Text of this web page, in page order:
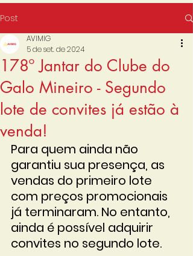
Post
178º Jantar do Clube do
Galo Mineiro - Segundo
lote de convites já estão à
venda!
AVIMIG
5 de set. de 2024
Para quem ainda não
garantiu sua presença, as
vendas do primeiro lote
com preços promocionais
já terminaram. No entanto,
ainda é possível adquirir
convites no segundo lote.